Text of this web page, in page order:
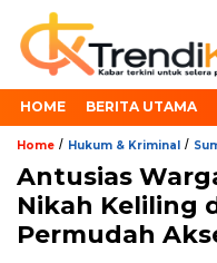
HOME BERITA UTAMA
Home / Hukum & Kriminal /
Antusias
Nikah Keliling
Permudah